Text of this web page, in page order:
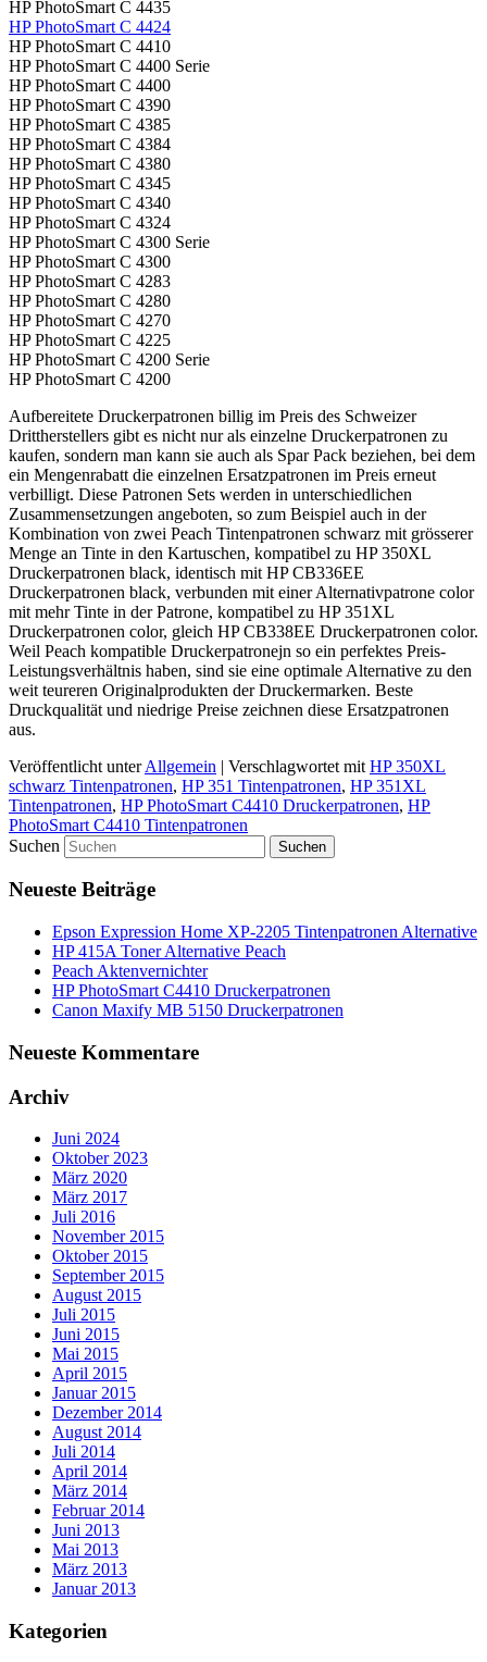
HP PhotoSmart C 4435
HP PhotoSmart C 4424
HP PhotoSmart C 4410
HP PhotoSmart C 4400 Serie
HP PhotoSmart C 4400
HP PhotoSmart C 4390
HP PhotoSmart C 4385
HP PhotoSmart C 4384
HP PhotoSmart C 4380
HP PhotoSmart C 4345
HP PhotoSmart C 4340
HP PhotoSmart C 4324
HP PhotoSmart C 4300 Serie
HP PhotoSmart C 4300
HP PhotoSmart C 4283
HP PhotoSmart C 4280
HP PhotoSmart C 4270
HP PhotoSmart C 4225
HP PhotoSmart C 4200 Serie
HP PhotoSmart C 4200
Aufbereitete Druckerpatronen billig im Preis des Schweizer
Drittherstellers gibt es nicht nur als einzelne Druckerpatronen zu
kaufen, sondern man kann sie auch als Spar Pack beziehen, bei dem
ein Mengenrabatt die einzelnen Ersatzpatronen im Preis erneut
verbilligt. Diese Patronen Sets werden in unterschiedlichen
Zusammensetzungen angeboten, so zum Beispiel auch in der
Kombination von zwei Peach Tintenpatronen schwarz mit grösserer
Menge an Tinte in den Kartuschen, kompatibel zu HP 350XL
Druckerpatronen black, identisch mit HP CB336EE
Druckerpatronen black, verbunden mit einer Alternativpatrone color
mit mehr Tinte in der Patrone, kompatibel zu HP 351XL
Druckerpatronen color, gleich HP CB338EE Druckerpatronen color.
Weil Peach kompatible Druckerpatronejn so ein perfektes Preis-
Leistungsverhältnis haben, sind sie eine optimale Alternative zu den
weit teureren Originalprodukten der Druckermarken. Beste
Druckqualität und niedrige Preise zeichnen diese Ersatzpatronen
aus.
Veröffentlicht unter Allgemein | Verschlagwortet mit HP 350XL
schwarz Tintenpatronen, HP 351 Tintenpatronen, HP 351XL
Tintenpatronen, HP PhotoSmart C4410 Druckerpatronen, HP
PhotoSmart C4410 Tintenpatronen
Suchen
Neueste Beiträge
Epson Expression Home XP-2205 Tintenpatronen Alternative
HP 415A Toner Alternative Peach
Peach Aktenvernichter
HP PhotoSmart C4410 Druckerpatronen
Canon Maxify MB 5150 Druckerpatronen
Neueste Kommentare
Archiv
Juni 2024
Oktober 2023
März 2020
März 2017
Juli 2016
November 2015
Oktober 2015
September 2015
August 2015
Juli 2015
Juni 2015
Mai 2015
April 2015
Januar 2015
Dezember 2014
August 2014
Juli 2014
April 2014
März 2014
Februar 2014
Juni 2013
Mai 2013
März 2013
Januar 2013
Kategorien